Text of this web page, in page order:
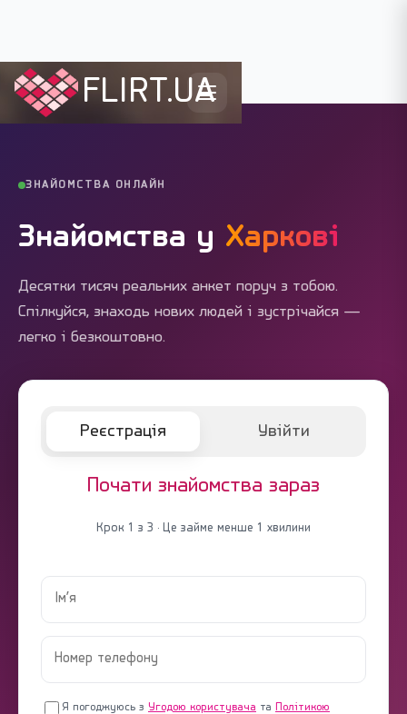
FLIRT.UA
Flirt.ua › Міста України Харків
ЗНАЙОМСТВА ОНЛАЙН
Знайомства у Харкові
Десятки тисяч реальних анкет поруч з тобою.
Спілкуйся, знаходь нових людей і зустрічайся —
легко і безкоштовно.
Реєстрація Увійти
Почати знайомства зараз
Крок 1 з 3 · Це займе менше 1 хвилини
Я погоджуюсь з Угодою користувача та Політикою